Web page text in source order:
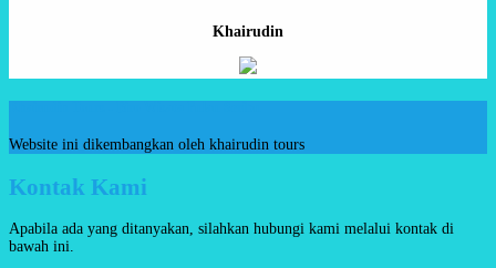
Khairudin
Website ini dikembangkan oleh khairudin tours
Kontak Kami
Apabila ada yang ditanyakan, silahkan hubungi kami melalui kontak di
bawah ini.